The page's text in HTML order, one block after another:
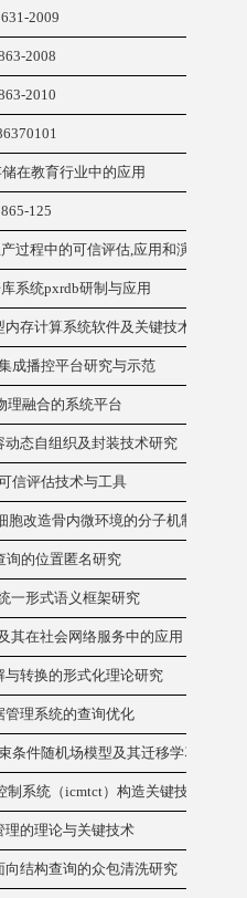
2009
2008
2010
在教育行业中的应用
865-125
过程中的可信评估,应用和演化研究
系统pxrdb研制与应用
存计算系统软件及关键技术
成播控平台研究与示范
理融合的系统平台
态自组织及封装技术研究
信评估技术与工具
改造骨内微环境的分子机制研究
询的位置匿名研究
一形式语义框架研究
其在社会网络服务中的应用
与转换的形式化理论研究
管理系统的查询优化
条件随机场模型及其迁移学习
系统（icmtct）构造关键技术研究
理的理论与关键技术
结构查询的众包清洗研究